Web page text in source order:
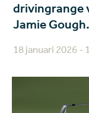
drivingrange
Jamie Gough.
18 januari 2026 -